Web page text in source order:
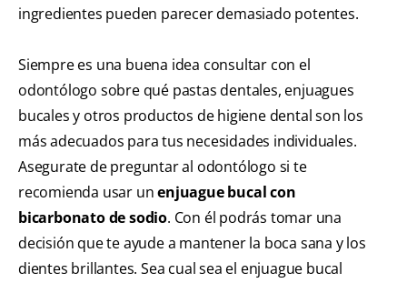
ingredientes pueden parecer demasiado potentes.
Siempre es una buena idea consultar con el
odontólogo sobre qué pastas dentales, enjuagues
bucales y otros productos de higiene dental son los
más adecuados para tus necesidades individuales.
Asegurate de preguntar al odontólogo si te
recomienda usar unenjuague bucal con
bicarbonato de sodio. Con él podrás tomar una
decisión que te ayude a mantener la boca sana y los
dientes brillantes. Sea cual sea el enjuague bucal